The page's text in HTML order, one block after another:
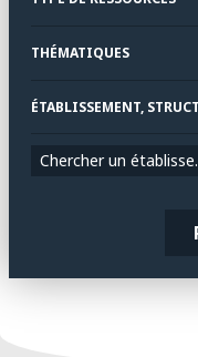
THÉMATIQUES
ÉTABLISSEMENT,